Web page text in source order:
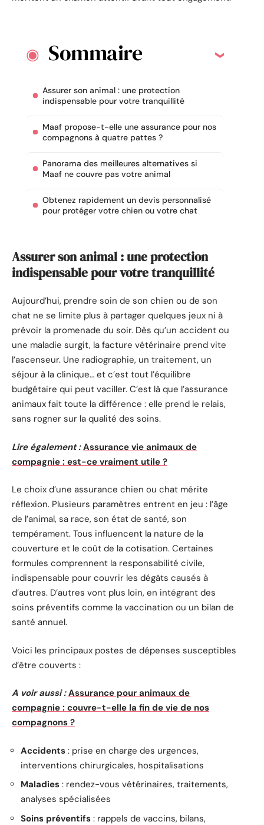
Sommaire
Assurer son animal : une protection
indispensable pour votre tranquillité
Maaf propose-t-elle une assurance pour nos
compagnons à quatre pattes ?
Panorama des meilleures alternatives si
Maaf ne couvre pas votre animal
Obtenez rapidement un devis personnalisé
pour protéger votre chien ou votre chat
Assurer son animal : une protection
indispensable pour votre tranquillité
Aujourd’hui, prendre soin de son chien ou de son
chat ne se limite plus à partager quelques jeux ni à
prévoir la promenade du soir. Dès qu’un accident ou
une maladie surgit, la facture vétérinaire prend vite
l’ascenseur. Une radiographie, un traitement, un
séjour à la clinique… et c’est tout l’équilibre
budgétaire qui peut vaciller. C’est là que l’assurance
animaux fait toute la différence : elle prend le relais,
sans rogner sur la qualité des soins.
Lire également : Assurance vie animaux de
compagnie : est-ce vraiment utile ?
Le choix d’une assurance chien ou chat mérite
réflexion. Plusieurs paramètres entrent en jeu : l’âge
de l’animal, sa race, son état de santé, son
tempérament. Tous influencent la nature de la
couverture et le coût de la cotisation. Certaines
formules comprennent la responsabilité civile,
indispensable pour couvrir les dégâts causés à
d’autres. D’autres vont plus loin, en intégrant des
soins préventifs comme la vaccination ou un bilan de
santé annuel.
Voici les principaux postes de dépenses susceptibles
d’être couverts :
A voir aussi : Assurance pour animaux de
compagnie : couvre-t-elle la fin de vie de nos
compagnons ?
Accidents : prise en charge des urgences,
interventions chirurgicales, hospitalisations
Maladies : rendez-vous vétérinaires, traitements,
analyses spécialisées
Soins préventifs : rappels de vaccins, bilans,